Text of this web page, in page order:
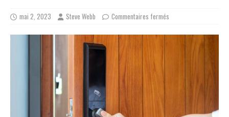
mai 2, 2023 Steve Webb Commentaires fermés